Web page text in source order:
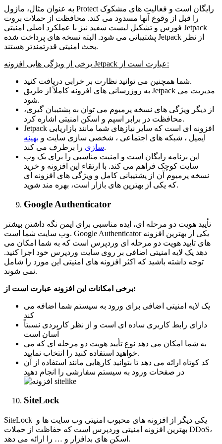
به عنوان مثال، ماژول Protect رایگان است و فعالیت های مشکوک
را قبل از وقوع آنها مسدود می کند. محافظت از حملات بروت
فورس و تشکیل لیست سفید نیز با عملکرد اصلی امنیتی Jetpack
پشتیبانی می شود. البته نسخه های پرداخت شده Jetpack از نظر
بحث امنیتی قدرتمندتر هستند.
برخی از ویژگی هایی افزونه Jetpack عبارت است از:
شما همچنین می توانید نظارت بر خرابی دریافت کنید.
به روزرسانی های افزونه کاملاً از طریق Jetpack مدیریت می
شود.
از دیگر ویژگی های نسخه پرمیوم می توان به پشتیبان گیری،
محافظت در برابر اسپم و اسکن امنیتی اشاره کرد.
Jetpack افزونه ای است که سایر نیازهای شما مانند بازاریابی
ایمیل ، شبکه های اجتماعی ، شخصی سازی سایت و بهینه
سازیرا برطرف می کند.
این برنامه رایگان است و امنیت مناسبی را برای یک وب
سایت کوچک فراهم می کند. با ارتقاء این افزونه و خرید
نسخه پرمیوم آن از پشتیبانی کامل و ویژگی های افزونه ای
که یکی از بهترین های بازار است، بهره مند شوید.
Google Authenticator
تأیید هویت دو مرحله ای، ایده مناسبی برای ایمن نگه داشتن بیشتر
وب سایت شما است. Google Authenticator یکی از بهترین افزونه
های تایید هویت دو مرحله ای وردپرس است که به شما امکان می
دهد یک لایه امنیتی اضافی بر روی سایت وردپرس خود اجرا کنید.
توجه داشته باشید که اکثر افزونه های امنیتی این مورد را شامل
نمی شوند.
برخی امکانات این افزونه عبارت است از:
یک لایه امنیتی اضافی برای ورود به سیستم شما اضافه می
کند
دارای رابط کاربری ساده ای است و از نظر کاربردی نسبتاً
آسان است
به شما امکان می دهد نوع تأیید هویت دو مرحله ای که می
خواهید استفاده کنید را انتخاب نمایید.
کد کوتاه ارائه می دهد تا بتوانید کارهایی مانند استفاده از آن
در صفحات ورود به سیستم سفارشی را انجام دهید
SiteLock
SiteLock یکی دیگر از افزونه های محبوب امنیتی وب سایت ها و
بهترین افزونه امنیتی وردپرس است که حفاظت از حملات DDoS،
اسکن های بدافزار و … را ارائه می دهد.